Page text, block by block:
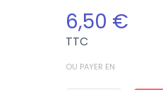
6,50 €
TTC
OU PAYER EN